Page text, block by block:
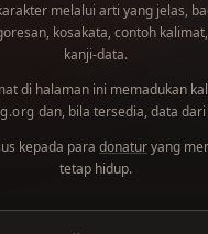
melalui arti yang jelas,
kosakata, contoh
kanji-data.
di halaman ini memadukan
dan, bila tersedia, data dari
kepada para donaturyang
tetap hidup.